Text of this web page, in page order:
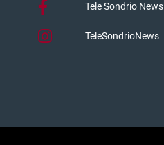
Tele Sondrio News
TeleSondrioNews